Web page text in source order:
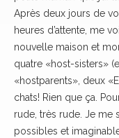
Après deux jours de
heures d’attente, me
nouvelle maison et
quatre «host-sisters»
«hostparents», deux
chats! Rien que ça.
rude, très rude. Je me
possibles et